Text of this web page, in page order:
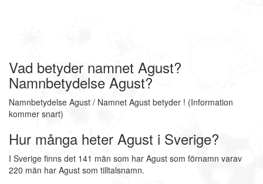
Vad betyder namnet Agust?
Namnbetydelse Agust?
Namnbetydelse Agust / Namnet Agust betyder ! (Information
kommer snart)
Hur många heter Agust i Sverige?
I Sverige finns det 141 män som har Agust som förnamn varav
220 män har Agust som tilltalsnamn.